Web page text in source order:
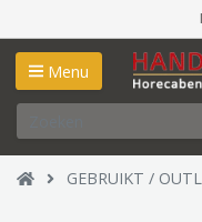
Menu
GEBRUIKT /